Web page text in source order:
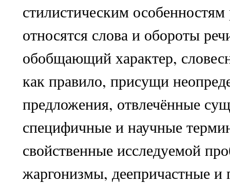
стилистическим особенностям
относятся слова и обороты
обобщающий характер,
как правило, присущи
предложения, отвлечённые
специфичные и научные
свойственные исследуемой
жаргонизмы, деепричастные и